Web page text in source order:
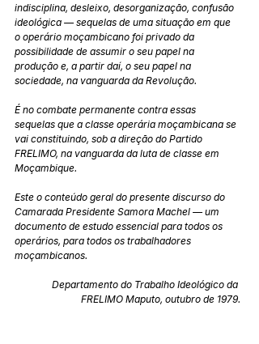
indisciplina, desleixo, desorganização, confusão
ideológica — sequelas de uma situação em que
o operário moçambicano foi privado da
possibilidade de assumir o seu papel na
produção e, a partir daí, o seu papel na
sociedade, na vanguarda da Revolução.
É no combate permanente contra essas
sequelas que a classe operária moçambicana se
vai constituindo, sob a direção do Partido
FRELIMO, na vanguarda da luta de classe em
Moçambique.
Este o conteúdo geral do presente discurso do
Camarada Presidente Samora Machel — um
documento de estudo essencial para todos os
operários, para todos os trabalhadores
moçambicanos.
Departamento do Trabalho Ideológico da
FRELIMO Maputo, outubro de 1979.